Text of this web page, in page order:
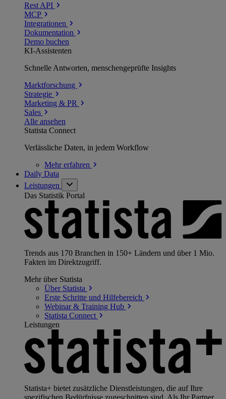
Rest API
MCP
Integrationen
Dokumentation
Demo buchen
KI-Assistenten
Schnelle Antworten, menschengeprüfte Insights
Marktforschung
Strategie
Marketing & PR
Sales
Alle ansehen
Statista Connect
Verlässliche Daten, in jedem Workflow
Mehrerfahren
Daily Data
Leistungen
Das Statistik Portal
Trends aus 170 Branchen in 150+ Ländern und über 1 Mio.
Fakten im Direktzugriff.
Mehr über Statista
Über Statista
Erste Schritte und Hilfebereich
Webinar & Training Hub
Statista Connect
Leistungen
Statista+ bietet zusätzliche Dienstleistungen, die auf Ihre
spezifischen Bedürfnisse zugeschnitten sind. Als Ihr Partner